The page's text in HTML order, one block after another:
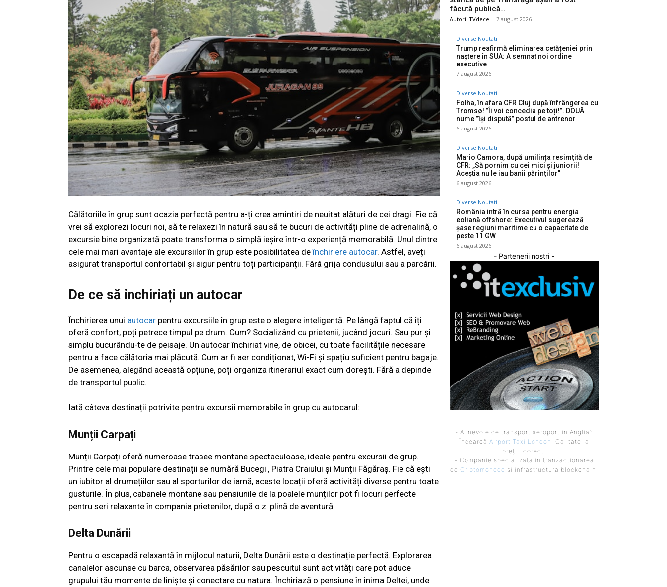
Călătoriile în grup sunt ocazia perfectă pentru a-ți crea amintiri de neuitat alături de cei dragi. Fie că
vrei să explorezi locuri noi, să te relaxezi în natură sau să te bucuri de activități pline de adrenalină, o
excursie bine organizată poate transforma o simplă ieșire într-o experiență memorabilă. Unul dintre
cele mai mari avantaje ale excursiilor în grup este posibilitatea de închiriere autocar. Astfel, aveți
asigurat transportul confortabil și sigur pentru toți participanții. Fără grija condusului sau a parcării.
De ce să inchiriați un autocar
Închirierea unui autocar pentru excursiile în grup este o alegere inteligentă. Pe lângă faptul că îți
oferă confort, poți petrece timpul pe drum. Cum? Socializând cu prietenii, jucând jocuri. Sau pur și
simplu bucurându-te de peisaje. Un autocar închiriat vine, de obicei, cu toate facilitățile necesare
pentru a face călătoria mai plăcută. Cum ar fi aer condiționat, Wi-Fi și spațiu suficient pentru bagaje.
De asemenea, alegând această opțiune, poți organiza itinerariul exact cum dorești. Fără a depinde
de transportul public.
Iată câteva destinații potrivite pentru excursii memorabile în grup cu autocarul:
Munții Carpați
Munții Carpați oferă numeroase trasee montane spectaculoase, ideale pentru excursii de grup.
Printre cele mai populare destinații se numără Bucegii, Piatra Craiului și Munții Făgăraș. Fie că ești
un iubitor al drumețiilor sau al sporturilor de iarnă, aceste locații oferă activități diverse pentru toate
gusturile. În plus, cabanele montane sau pensiunile de la poalele munților pot fi locuri perfecte
pentru seri relaxante în compania prietenilor, după o zi plină de aventură.
Delta Dunării
Pentru o escapadă relaxantă în mijlocul naturii, Delta Dunării este o destinație perfectă. Explorarea
canalelor ascunse cu barca, observarea păsărilor sau pescuitul sunt activități care pot aduce
grupului tău momente de liniște și conectare cu natura. Închiriază o pensiune în inima Deltei, unde
făcută publică…
Autorii TVdece - 7 august 2026
Diverse Noutati
Trump reafirmă eliminarea cetățeniei prin
naștere în SUA: A semnat noi ordine
executive
7 august 2026
Diverse Noutati
Folha, în afara CFR Cluj după înfrângerea cu
Tromsø! ”Îi voi concedia pe toți!”. DOUĂ
nume ”își dispută” postul de antrenor
6 august 2026
Diverse Noutati
Mario Camora, după umilința resimțită de
CFR: „Să pornim cu cei mici și juniorii!
Aceștia nu le iau banii părinților”
6 august 2026
Diverse Noutati
România intră în cursa pentru energia
eoliană offshore: Executivul sugerează
șase regiuni maritime cu o capacitate de
peste 11 GW
6 august 2026
- Partenerii nostri -
- Ai nevoie de transport aeroport in Anglia?
Încearcă Airport Taxi London . Calitate la
prețul corect.
- Companie specializata in tranzactionarea
de Criptomonede si infrastructura blockchain.